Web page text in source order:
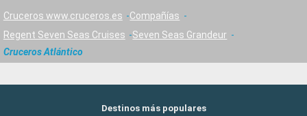
Cruceros www.cruceros.es
Compañías
Regent Seven Seas Cruises
Seven Seas Grandeur
Cruceros Atlántico
Destinos más populares